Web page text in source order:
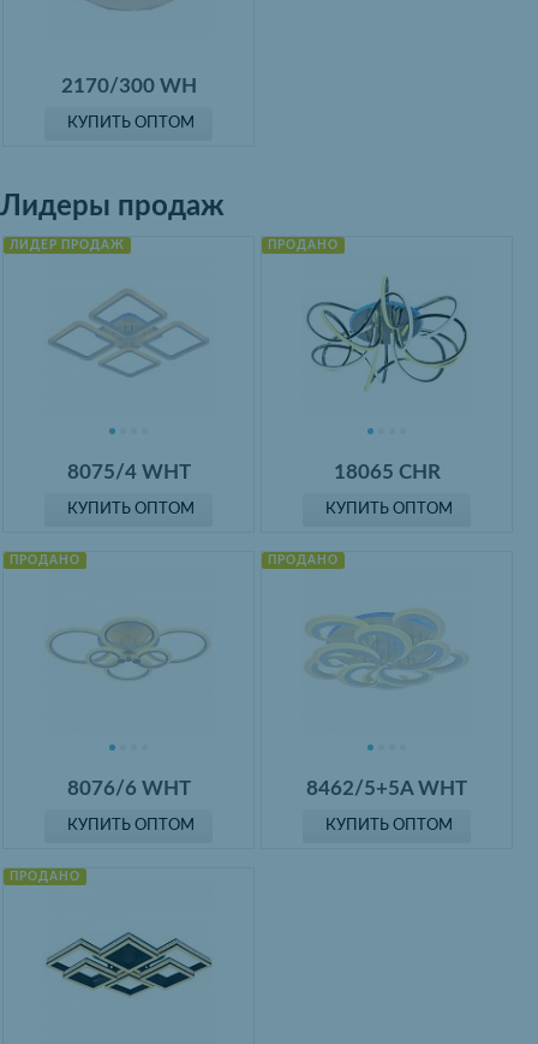
2170/300 WH
КУПИТЬ ОПТОМ
Лидеры продаж
ЛИДЕР ПРОДАЖ
8075/4 WHT
КУПИТЬ ОПТОМ
ПРОДАНО
18065 CHR
КУПИТЬ ОПТОМ
ПРОДАНО
8076/6 WHT
КУПИТЬ ОПТОМ
ПРОДАНО
8462/5+5A WHT
КУПИТЬ ОПТОМ
ПРОДАНО